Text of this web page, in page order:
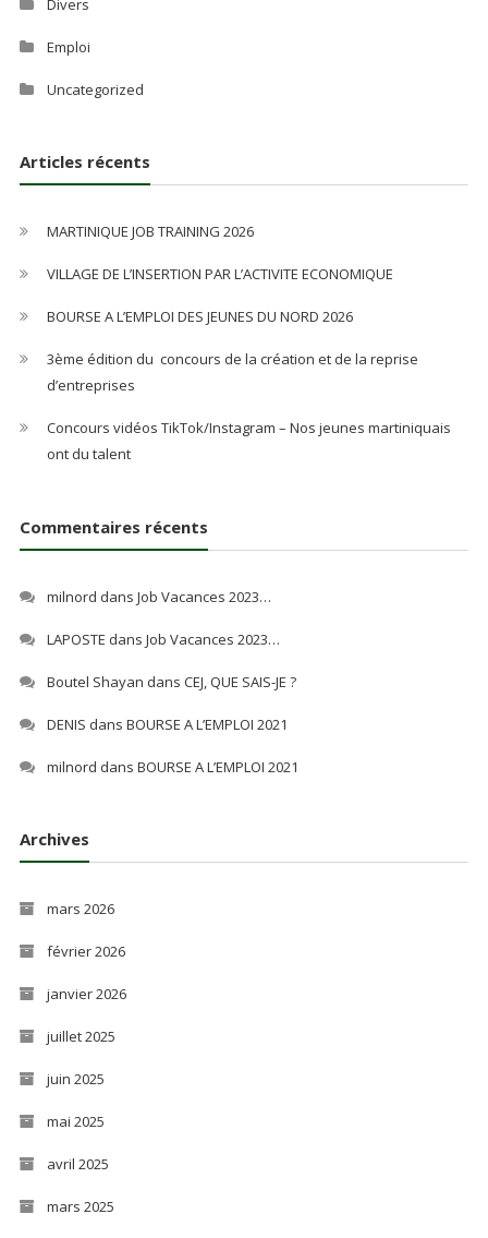
Emploi
Uncategorized
Articles récents
MARTINIQUE JOB TRAINING 2026
VILLAGE DE L’INSERTION PAR L’ACTIVITE ECONOMIQUE
BOURSE A L’EMPLOI DES JEUNES DU NORD 2026
3ème édition du concours de la création et de la reprise
d’entreprises
Concours vidéos TikTok/Instagram – Nos jeunes martiniquais
ont du talent
Commentaires récents
milnord dans Job Vacances 2023…
LAPOSTE dans Job Vacances 2023…
Boutel Shayan dans CEJ, QUE SAIS-JE ?
DENIS dans BOURSE A L’EMPLOI 2021
milnord dans BOURSE A L’EMPLOI 2021
Archives
mars 2026
février 2026
janvier 2026
juillet 2025
juin 2025
mai 2025
avril 2025
mars 2025